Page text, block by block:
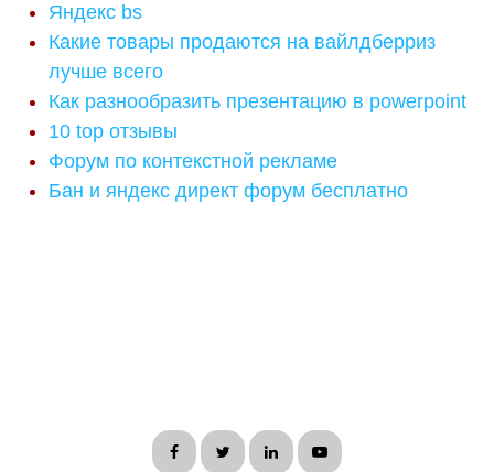
Яндекс bs
Какие товары продаются на вайлдберриз
лучше всего
Как разнообразить презентацию в powerpoint
10 top отзывы
Форум по контекстной рекламе
Бан и яндекс директ форум бесплатно